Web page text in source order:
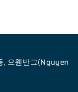
, 으웬반그(Nguyen